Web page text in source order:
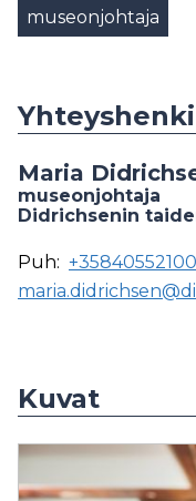
museonjohtaja
Maria
museonjohtaja
Didrichsenin
Puh:
Kuvat